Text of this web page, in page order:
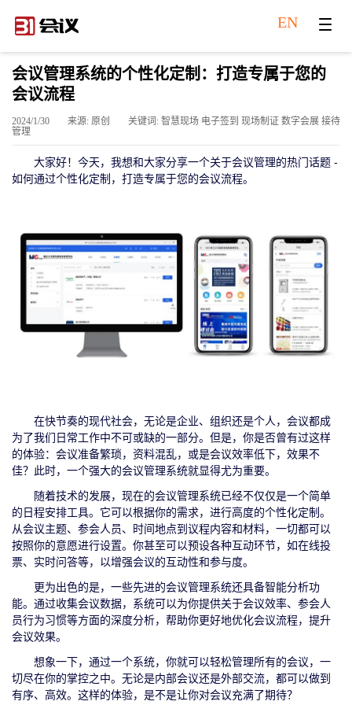
EN
会议管理系统的个性化定制：打造专属于您的
会议流程
2024/1/30 来源: 原创
关键词: 智慧现场 电子签到 现场制证 数字会展 接待
管理
大家好！今天，我想和大家分享一个关于会议管理的热门话题 -
如何通过个性化定制，打造专属于您的会议流程。
在快节奏的现代社会，无论是企业、组织还是个人，会议都成
为了我们日常工作中不可或缺的一部分。但是，你是否曾有过这样
的体验：会议准备繁琐，资料混乱，或是会议效率低下，效果不
佳？此时，一个强大的会议管理系统就显得尤为重要。
随着技术的发展，现在的会议管理系统已经不仅仅是一个简单
的日程安排工具。它可以根据你的需求，进行高度的个性化定制。
从会议主题、参会人员、时间地点到议程内容和材料，一切都可以
按照你的意愿进行设置。你甚至可以预设各种互动环节，如在线投
票、实时问答等，以增强会议的互动性和参与度。
更为出色的是，一些先进的会议管理系统还具备智能分析功
能。通过收集会议数据，系统可以为你提供关于会议效率、参会人
员行为习惯等方面的深度分析，帮助你更好地优化会议流程，提升
会议效果。
想象一下，通过一个系统，你就可以轻松管理所有的会议，一
切尽在你的掌控之中。无论是内部会议还是外部交流，都可以做到
有序、高效。这样的体验，是不是让你对会议充满了期待？